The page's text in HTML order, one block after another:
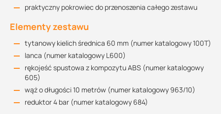
praktyczny pokrowiec do przenoszenia całego zestawu
Elementy zestawu
tytanowy kielich średnica 60 mm (numer katalogowy 100T)
lanca (numer katalogowy L600)
rękojeść spustowa z kompozytu ABS (numer katalogowy
605)
wąż o długości 10 metrów (numer katalogowy 963/10)
reduktor 4 bar (numer katalogowy 684)